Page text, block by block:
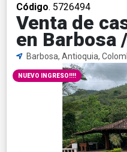
Código. 5726494
Venta de
en Barbosa
Barbosa, Antioquia,
NUEVO INGRESO!!!!